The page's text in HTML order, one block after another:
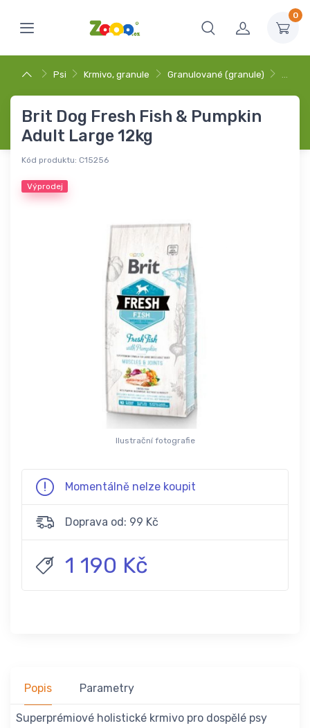
0
Psi Krmivo, granule Granulované (granule) …
Brit Dog Fresh Fish & Pumpkin
Adult Large 12kg
Kód produktu: C15256
Výprodej
Ilustrační fotografie
Momentálně nelze koupit
Doprava od: 99 Kč
1 190 Kč
Popis Parametry
Superprémiové holistické krmivo pro dospělé psy